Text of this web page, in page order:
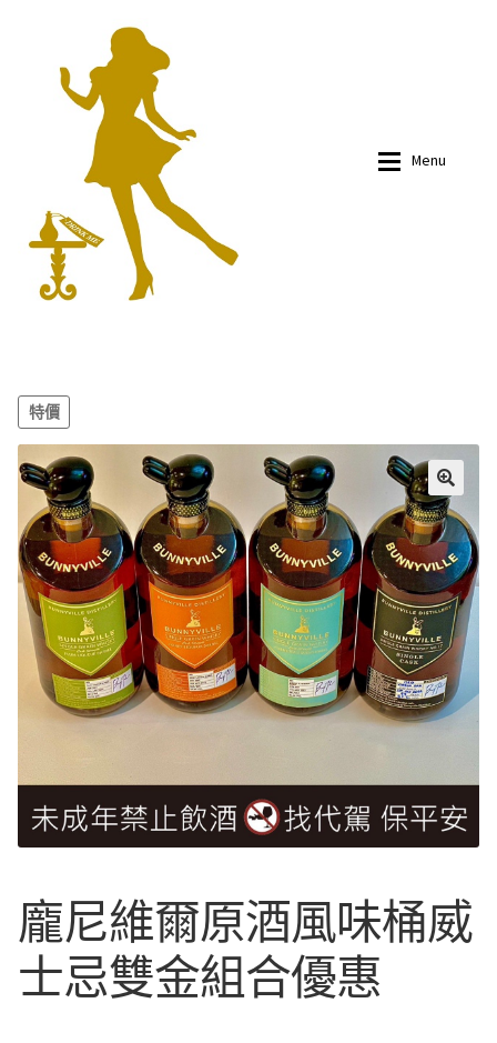
navigation
content
Menu
商品
部落文
中文
中文
English
日本語
商品
部落文
中文
特價
龐尼維爾原酒風味桶威
士忌雙金組合優惠